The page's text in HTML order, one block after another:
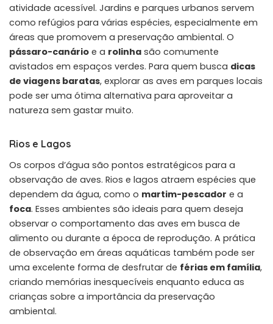
atividade acessível. Jardins e parques urbanos servem
como refúgios para várias espécies, especialmente em
áreas que promovem a preservação ambiental. O
pássaro-canário e a rolinha são comumente
avistados em espaços verdes. Para quem busca dicas
de viagens baratas, explorar as aves em parques locais
pode ser uma ótima alternativa para aproveitar a
natureza sem gastar muito.
Rios e Lagos
Os corpos d’água são pontos estratégicos para a
observação de aves. Rios e lagos atraem espécies que
dependem da água, como o martim-pescador e a
foca. Esses ambientes são ideais para quem deseja
observar o comportamento das aves em busca de
alimento ou durante a época de reprodução. A prática
de observação em áreas aquáticas também pode ser
uma excelente forma de desfrutar de férias em família,
criando memórias inesquecíveis enquanto educa as
crianças sobre a importância da preservação
ambiental.